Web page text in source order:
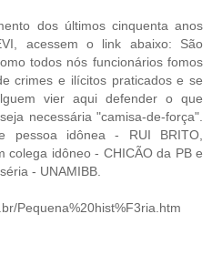
dos últimos cinquenta anos
acessem o link abaixo: São
todos nós funcionários fomos
crimes e ilícitos praticados e se
vier aqui defender o que
necessária "camisa-de-força".
pessoa idônea - RUI BRITO,
colega idôneo - CHICÃO da PB e
- UNAMIBB.
Pequena%20hist%F3ria.htm